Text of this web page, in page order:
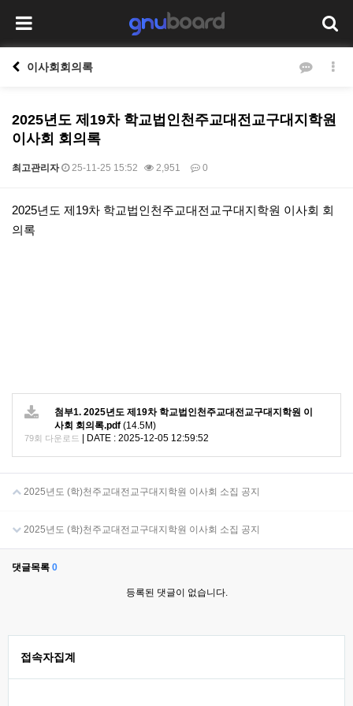
이사회회의록
2025년도 제19차 학교법인천주교대전교구대지학원
이사회 회의록
최고관리자 25-11-25 15:52 2,951 0
본문
2025년도 제19차 학교법인천주교대전교구대지학원 이사회 회
의록
첨부1. 2025년도 제19차 학교법인천주교대전교구대지학원 이
사회 회의록.pdf (14.5M)
79회 다운로드 DATE : 2025-12-05 12:59:52
2025년도 (학)천주교대전교구대지학원 이사회 소집 공지
2025년도 (학)천주교대전교구대지학원 이사회 소집 공지
댓글목록 0
등록된 댓글이 없습니다.
접속자집계